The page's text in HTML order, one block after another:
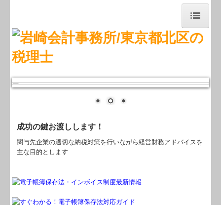
トップページ
お知らせ
事務所紹介
職員紹介
交通案内
セミナー案内
成功の鍵お渡しします！
関与先企業の適切な納税対策を行いながら経営財務アドバイスを
主な目的とします